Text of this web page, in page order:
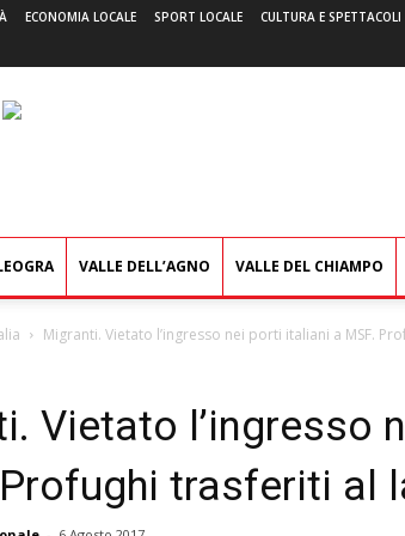
ECONOMIA LOCALE SPORT LOCALE CULTURA E SPETTACOLI
VALLE DELL’AGNO VALLE DEL CHIAMPO
Migranti. Vietato l’ingresso nei porti italiani a MSF.
Vietato l’ingresso
Profughi trasferiti al